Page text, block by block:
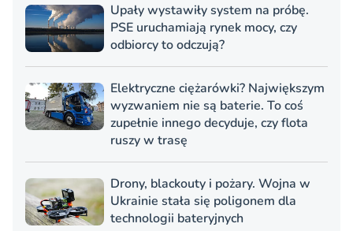
Upały wystawiły system na próbę.
PSE uruchamiają rynek mocy, czy
odbiorcy to odczują?
Elektryczne ciężarówki? Największym
wyzwaniem nie są baterie. To coś
zupełnie innego decyduje, czy flota
ruszy w trasę
Drony, blackouty i pożary. Wojna w
Ukrainie stała się poligonem dla
technologii bateryjnych